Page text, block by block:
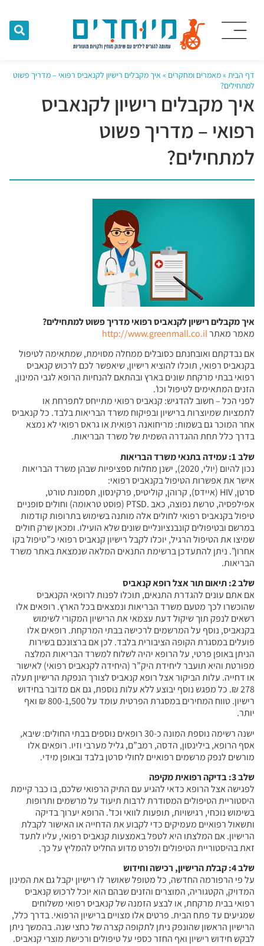
דף הבית »מאמרים ומחקרים » איך מקבלים רישיון לקנאביס רפואי – מדריך פשוט
למתחילים?
איך מקבלים רישיון לקנאביס
רפואי – מדריך פשוט
למתחילים?
איך מקבלים רישיון לקנאביס רפואי מדריך פשוט למתחילים?
מאמר מאתרhttp://www.greenmall.co.il
אם נבדקתם ואובחנתם כסובלים ממחלה מסוימת, שמתאימה לטיפול
בקנאביס רפואי, תוכלו להוציא רישיון, שיאפשר לכם לרכוש קנאביס
רפואי בבתי מרקחת שונים בארץ ובהתאם להנחיות הרופא לגבי המינון,
הזנים המתאימים לטיפול וכו’.
לפני הכל – חשוב להדגיש: קנאביס רפואי מתייחס לתפרחת או
לתמציות שמיוצרות ברישיון ובפיקוח משרד הבריאות בלבד. כל קנאביס
אחר המוכר גם בשמות: מריחואנה רפואית או גראס רפואי לא נמצא
בדרך כלל תחת ההגדרה השמית של משרד הבריאות.
שלב 1: עמידה בתנאי משרד הבריאות
נכון להיום (יולי, 2020), ישנן מחלות ספציפיות שבהן משרד הבריאות
אישר את אפשרות הטיפול בקנאביס רפואי:
סרטן, HIV (איידס), קרוהן, קוליטיס, פרקינסון, תסמונת טורט,
אפילפסיה, טרשת נפוצה, כאב .PTSD (פוסט טראומה) וחולים סופניים
טיפול בקנאביס רפואי לחולים אלה מותנה בשימוש בתרופות קודמות
במרשם ובטיפולים קונבנציונליים שונים שלא הועילו. ומכאן שרק חולים
שמיצו את הטיפול הרגיל, יוכלו לקבל רישיון קנאביס רפואי כ”טיפול בקו
אחרון”. ניתן להתעדכן ברשימת התנאים המלאה שנמצאת באתר משרד
הבריאות.
שלב 2: תיאום תור אצל רופא קנאביס
אם אתם עונים להגדרת התנאים, תוכלו לפנות לרופאי הקנאביס
שהוכשרו לכך מטעם משרד הבריאות ונמצאים בכל הארץ. רופאים אלו
רשאים לנפק תוך שיקול דעת עצמאי את הרישיון המקורי לשימוש
בקנאביס, נוסף על המרשמים לרכישה בבתי המרקחת. רופאים אלו
פועלים במסגרת הקופה הציבורית בלבד. לכן אם ברצונכם בשירות
הניתן באופן פרטי, על הרופא יהיה לשלוח למשרד הבריאות המלצה
מפורטת והיא תועבר ליחידת היק”ר (היחידה לקנאביס רפואי) לאישור
או דחייה. עלות הביקור אצל רופא קנאביס לצורך הנפקת הרישיון תעלה
278 ₪. כל מפגש נוסף יבוצע ללא עלות נוספת, גם אם מדובר בחידוש
רישיון. טווח המחירים במסגרת הפרטית עומד על 800-1,500 ₪ ואף
יותר.
ישנה רשימה נוספת המונה כ-30 רופאים נוספים בבתי החולים: שיבא,
אסף הרופא, בילינסון, הדסה, רמב”ם, גליל מערבי וזיו. רופאים אלו
מורשים לנפק מרשמים רפואיים לחולי סרטן בלבד ובאופן מידי.
שלב 3: בדיקה רפואית מקיפה
לפגישה אצל הרופא כדאי להגיע עם התיק הרפואי שלכם, בו כבר קיימת
היסטוריית הטיפולים המסודרת לרבות תיעוד על מרשמים ותרופות
בשימוש נוכחי, רגישויות, תופעות לוואי וכד’. הרופא יערוך בדיקה
ותשאול רפואיים מעמיקים כדי לקבוע את הדחייה או האישור לקבלת
הרישיון. אם המלצתו היא לטפל באמצעות קנאביס רפואי, עליו לתעד
זאת בהיסטוריית הטיפולים ולפרט מדוע החליט להמליץ על כך.
שלב 4: קבלת הרישיון, רכישה וחידוש
על פי הרפורמה החדשה, כל מטופל שאושר לו רישיון יקבל גם את המינון
המדויק, הקטגוריה, המוצרים והזנים שבהם הוא יוכל לרכוש קנאביס
רפואי בבית מרקחת, או לבצע הזמנה של קנאביס רפואי משלוחים
שמגיעים עד פתח הבית. פרטים אלו מצויים ברישיון הרפואי. בדרך כלל,
הרישיון הראשון שהונפק ניתן לתקופה קצרה של כחצי שנה. בהמשך ניתן
לבקש חידוש רישיון ואף החזר כספי על טיפולים ורכישת מוצרי קנאביס.